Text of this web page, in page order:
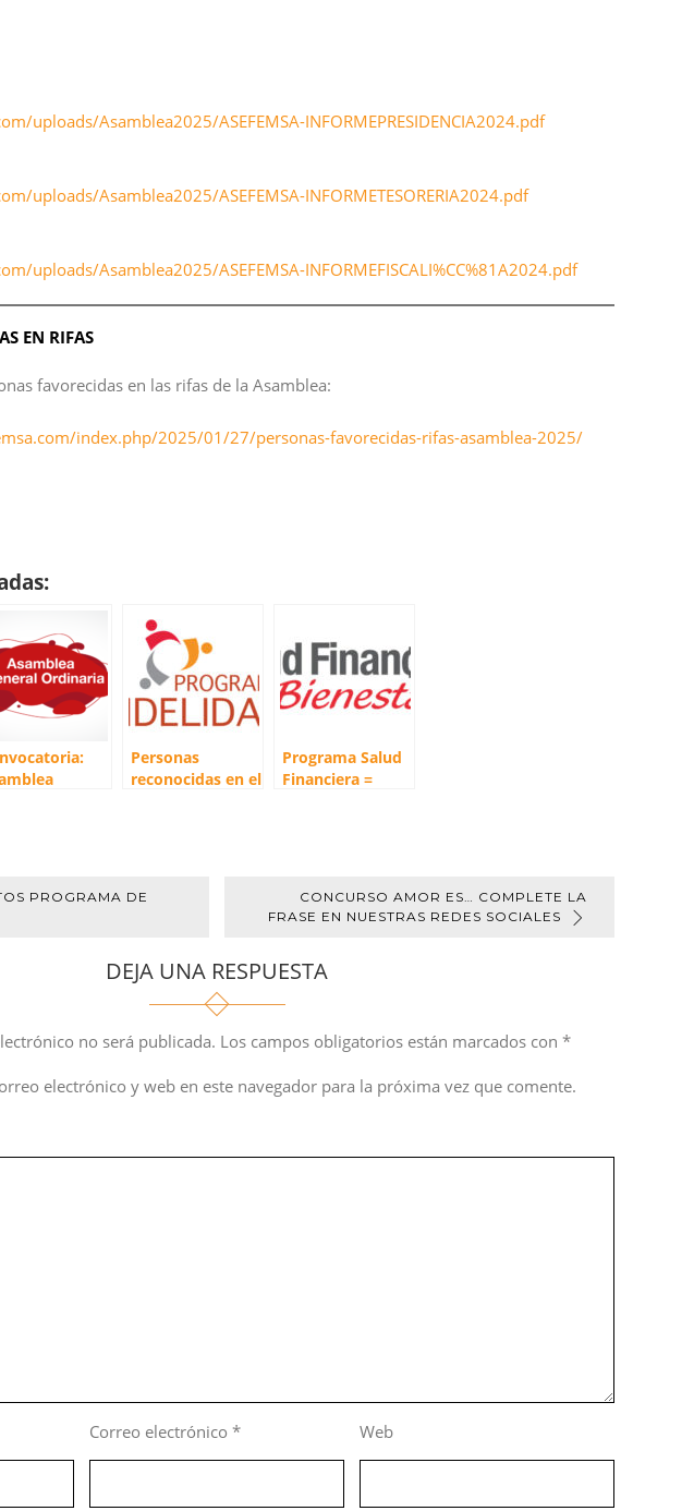
uploads/Asamblea2025/ASEFEMSA-INFORMEPRESIDENCIA2024.pdf
uploads/Asamblea2025/ASEFEMSA-INFORMETESORERIA2024.pdf
uploads/Asamblea2025/ASEFEMSA-INFORMEFISCALI%CC%81A2024.pdf
EN RIFAS
favorecidas en las rifas de la Asamblea:
index.php/2025/01/27/personas-favorecidas-rifas-asamblea-2025/
Personas
reconocidas en el
Programa Salud
Financiera =
PROGRAMA DE
CONCURSO AMOR ES… COMPLETE LA
FRASE EN NUESTRAS REDES SOCIALES
DEJA UNA RESPUESTA
no será publicada. Los campos obligatorios están marcados con *
electrónico y web en este navegador para la próxima vez que comente.
Correo electrónico* Web